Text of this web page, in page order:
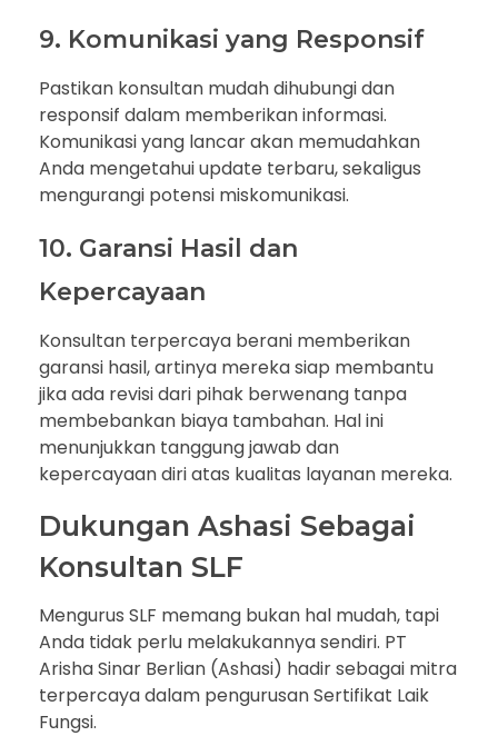
9. Komunikasi yang Responsif
Pastikan konsultan mudah dihubungi dan
responsif dalam memberikan informasi.
Komunikasi yang lancar akan memudahkan
Anda mengetahui update terbaru, sekaligus
mengurangi potensi miskomunikasi.
10. Garansi Hasil dan
Kepercayaan
Konsultan terpercaya berani memberikan
garansi hasil, artinya mereka siap membantu
jika ada revisi dari pihak berwenang tanpa
membebankan biaya tambahan. Hal ini
menunjukkan tanggung jawab dan
kepercayaan diri atas kualitas layanan mereka.
Dukungan Ashasi Sebagai
Konsultan SLF
Mengurus SLF memang bukan hal mudah, tapi
Anda tidak perlu melakukannya sendiri. PT
Arisha Sinar Berlian (Ashasi) hadir sebagai mitra
terpercaya dalam pengurusan Sertifikat Laik
Fungsi.